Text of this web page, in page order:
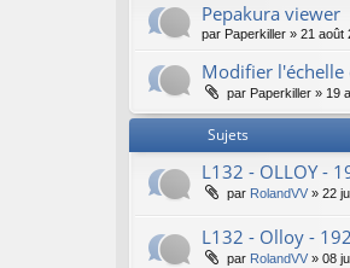
Pepakura viewer
par Paperkiller » 21 août
Modifier
par Paperkiller » 19
Sujets
L132 - OLLOY -
par RolandVV » 22
L132 - Olloy -
par RolandVV » 08